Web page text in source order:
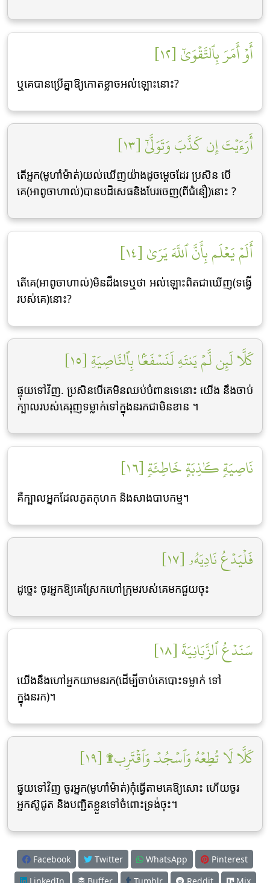
أَوۡ أَمَرَ بِٱلتَّقۡوَىٰٓ [١٢]
ឬគេបានប្រើគ្នាឱ្យកោតខ្លាចអល់ឡោះនោះ?
أَرَءَيۡتَ إِن كَذَّبَ وَتَوَلَّىٰٓ [١٣]
តើអ្នក(មូហាំម៉ាត់)យល់ឃើញយ៉ាងដូចមេ្ដចដែរ ប្រសិន បើ
គេ(អាពូចាហាល់)បានបដិសេធនិងបែរចេញ(ពីជំនឿ)នោះ ?
أَلَمۡ يَعۡلَم بِأَنَّ ٱللَّهَ يَرَىٰ [١٤]
តើគេ(អាពូចាហាល់)មិនដឹងទេឬថា អល់ឡោះពិតជាឃើញ(ទង្វើ
របស់គេ)នោះ?
كَلَّا لَئِن لَّمۡ يَنتَهِ لَنَسۡفَعَۢا بِٱلنَّاصِيَةِ [١٥]
ផ្ទុយទៅវិញ. ប្រសិនបើគេមិនឈប់បំពានទេនោះ យើង នឹងចាប់
ក្បាលរបស់គេរុញទម្លាក់ទៅក្នុងនរកជាមិនខាន ។
نَاصِيَةٖ كَٰذِبَةٍ خَاطِئَةٖ [١٦]
គឺក្បាលអ្នកដែលភូតកុហក និងសាងបាបកម្ម។
فَلۡيَدۡعُ نَادِيَهُۥ [١٧]
ដូចេ្នះ ចូរអ្នកឱ្យគេស្រែកហៅក្រុមរបស់គេមកជួយចុះ
سَنَدۡعُ ٱلزَّبَانِيَةَ [١٨]
យើងនឹងហៅអ្នកយាមនរក(ដើម្បីចាប់គេបោះទម្លាក់ ទៅ
ក្នុងនរក)។
كَلَّا لَا تُطِعۡهُ وَٱسۡجُدۡۤ وَٱقۡتَرِب۩ [١٩]
ផុ្ទយទៅវិញ ចូរអ្នក(មូហាំម៉ាត់)កុំធ្វើតាមគេឱ្យសោះ ហើយចូរ
អ្នកស៊ូជូត និងបញ្ជិតខ្លួនទៅចំពោះទ្រង់ចុះ។
Facebook Twitter WhatsApp
Pinterest